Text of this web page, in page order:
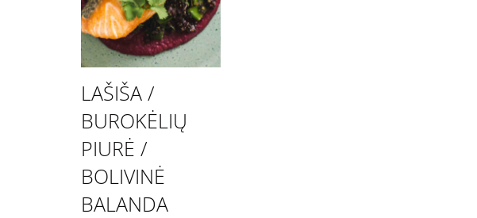
LAŠIŠA /
BUROKĖLIŲ
PIURĖ /
BOLIVINĖ
BALANDA